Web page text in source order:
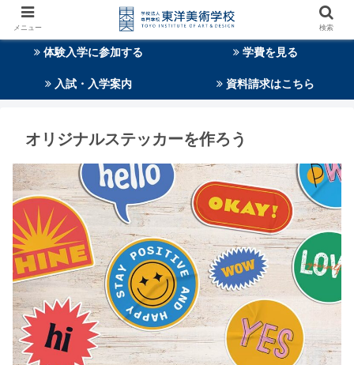
体験入学に参加する 学費を見る
入試・入学案内 資料請求はこちら
オリジナルステッカーを作ろう
メニュー 検索